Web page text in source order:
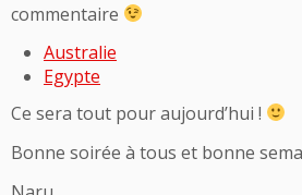
commentaire
Australie
Egypte
Ce sera tout pour aujourd’hui !
Bonne soirée à tous et bonne